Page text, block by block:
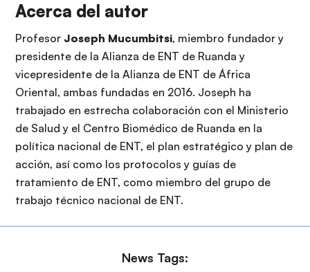
Acerca del autor
Profesor Joseph Mucumbitsi, miembro fundador y
presidente de la Alianza de ENT de Ruanda y
vicepresidente de la Alianza de ENT de África
Oriental, ambas fundadas en 2016. Joseph ha
trabajado en estrecha colaboración con el Ministerio
de Salud y el Centro Biomédico de Ruanda en la
política nacional de ENT, el plan estratégico y plan de
acción, así como los protocolos y guías de
tratamiento de ENT, como miembro del grupo de
trabajo técnico nacional de ENT.
News Tags: